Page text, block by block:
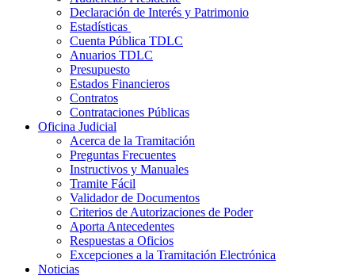
Declaración de Interés y Patrimonio
Estadísticas
Cuenta Pública TDLC
Anuarios TDLC
Presupuesto
Estados Financieros
Contratos
Contrataciones Públicas
Oficina Judicial
Acerca de la Tramitación
Preguntas Frecuentes
Instructivos y Manuales
Tramite Fácil
Validador de Documentos
Criterios de Autorizaciones de Poder
Aporta Antecedentes
Respuestas a Oficios
Excepciones a la Tramitación Electrónica
Noticias